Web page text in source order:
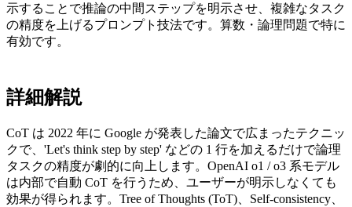
示することで推論の中間ステップを明示させ、複雑なタスク
の精度を上げるプロンプト技法です。算数・論理問題で特に
有効です。
詳細解説
CoT は 2022 年に Google が発表した論文で広まったテクニッ
クで、'Let's think step by step' などの 1 行を加えるだけで論理
タスクの精度が劇的に向上します。OpenAI o1 / o3 系モデル
は内部で自動 CoT を行うため、ユーザーが明示しなくても
効果が得られます。Tree of Thoughts (ToT)、Self-consistency、